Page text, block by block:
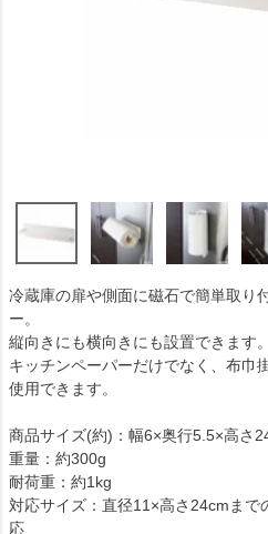
冷蔵庫の扉や側面に磁石で簡単取り
ー。
縦向きにも横向きにも設置できます。
キッチンペーパーだけでなく、布巾
使用できます。
商品サイズ(約)：幅6×奥行5.5×高さ
重量：約300g
耐荷重：約1kg
対応サイズ：直径11×高さ24cmまで
応